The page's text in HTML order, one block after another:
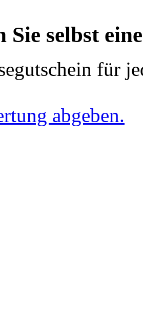
Sie selbst
für
abgeben.